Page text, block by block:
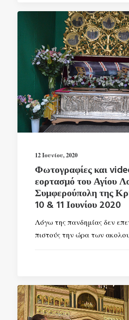
12 Ιουνίου, 2020
Φωτογραφίες και
εορτασμό του Αγίου
Συμφερούπολη της
10 & 11 Ιουνίου 2020
Λόγω της πανδημίας δεν
πιστούς την ώρα των